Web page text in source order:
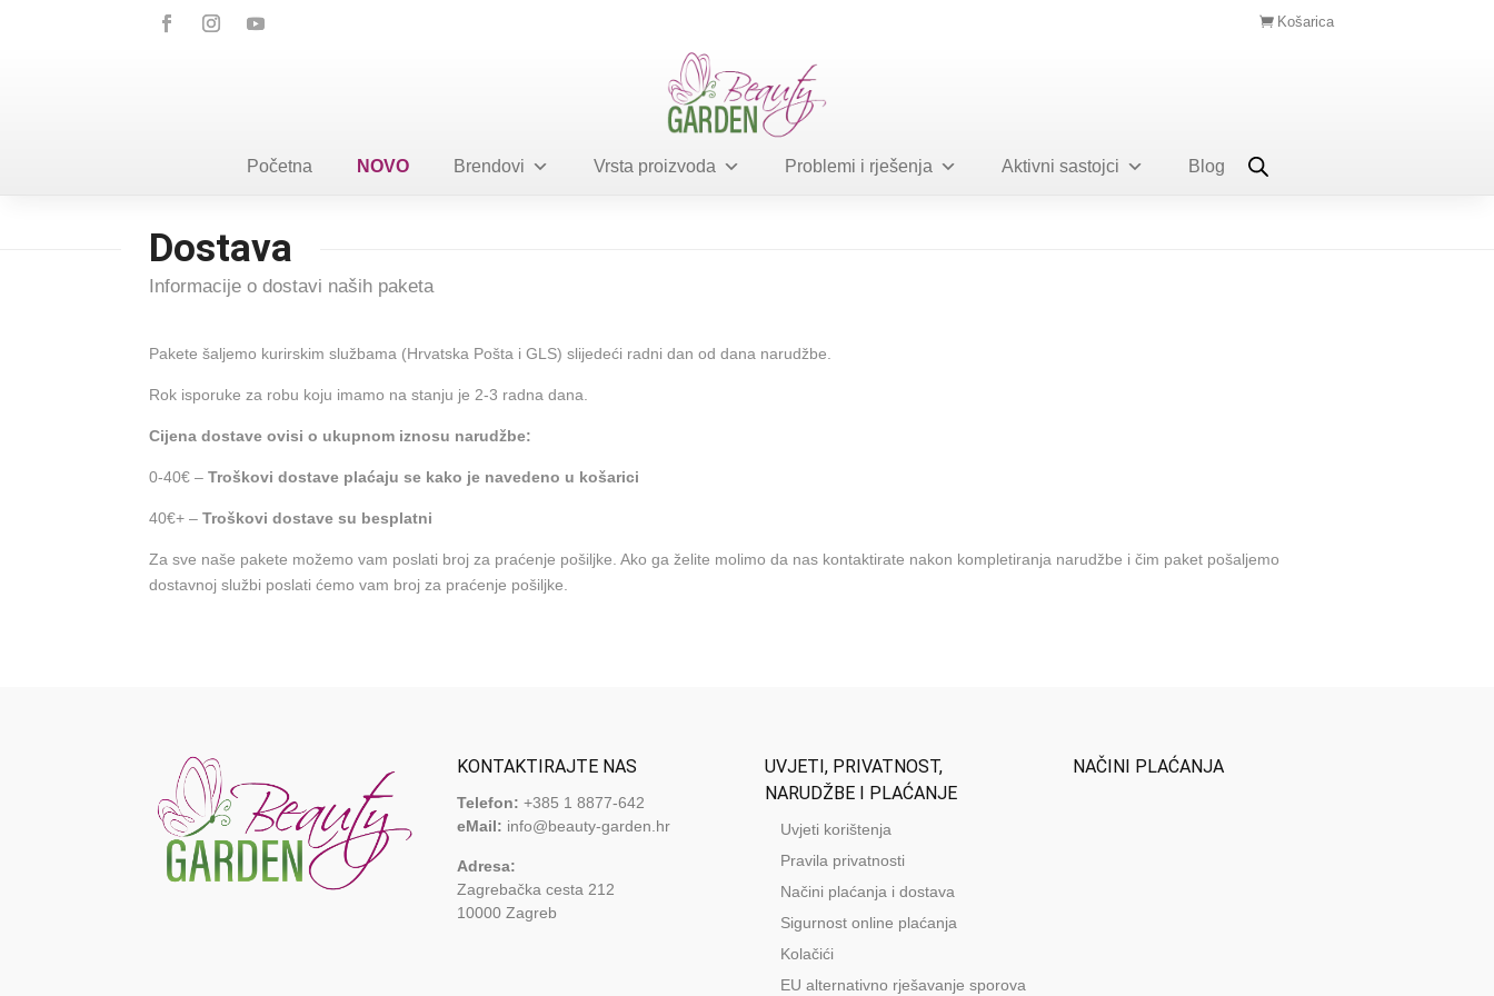
Košarica
Početna NOVO Brendovi Vrsta proizvoda Problemi i rješenja Aktivni sastojci Blog
Dostava
Informacije o dostavi naših paketa
Pakete šaljemo kurirskim službama (Hrvatska Pošta i GLS) slijedeći radni dan od dana narudžbe.
Rok isporuke za robu koju imamo na stanju je 2-3 radna dana.
Cijena dostave ovisi o ukupnom iznosu narudžbe:
0-40€ –Troškovi dostave plaćaju se kako je navedeno u košarici
40€+ –Troškovi dostave su besplatni
Za sve naše pakete možemo vam poslati broj za praćenje pošiljke. Ako ga želite molimo da nas kontaktirate nakon kompletiranja narudžbe i čim paket pošaljemo
dostavnoj službi poslati ćemo vam broj za praćenje pošiljke.
KONTAKTIRAJTE NAS
Telefon: +385 1 8877-642
eMail: info@beauty-garden.hr
Adresa:
Zagrebačka cesta 212
10000 Zagreb
UVJETI, PRIVATNOST,
NARUDŽBE I PLAĆANJE
Uvjeti korištenja
Pravila privatnosti
Načini plaćanja i dostava
Sigurnost online plaćanja
Kolačići
EU alternativno rješavanje sporova
NAČINI PLAĆANJA